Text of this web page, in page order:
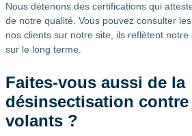
Nous détenons des certifications qui
de notre qualité. Vous pouvez consulter
nos clients sur notre site, ils reflètent
sur le long terme.
Faites-vous aussi de la
désinsectisation
volants ?